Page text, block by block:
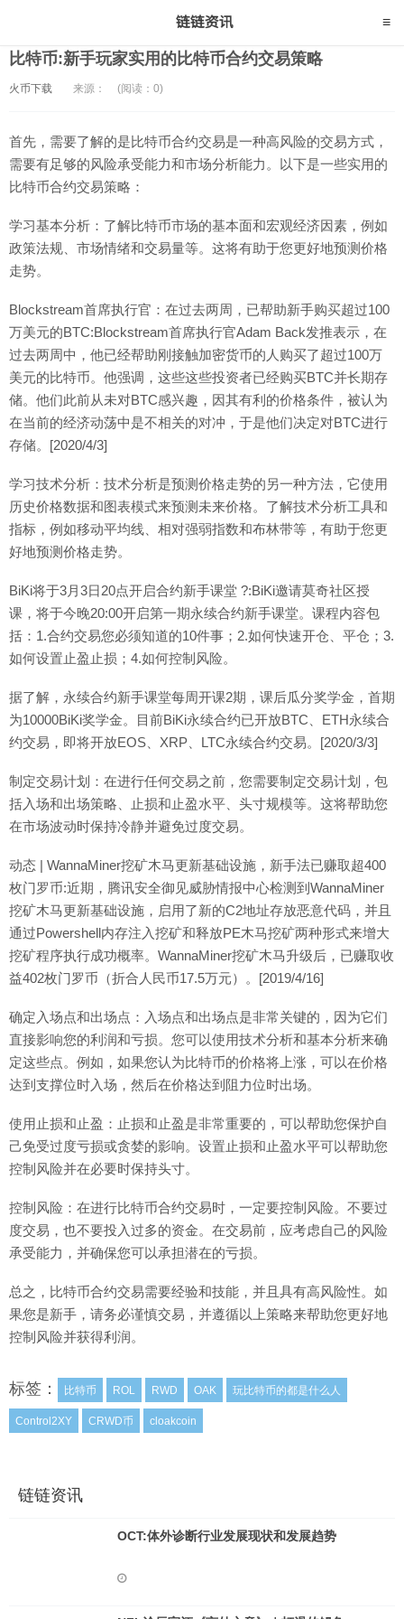
比特币:新手玩家实用的比特币合约交易策略
火币下载 来源： (阅读：0)
首先，需要了解的是比特币合约交易是一种高风险的交易方式，
需要有足够的风险承受能力和市场分析能力。以下是一些实用的
比特币合约交易策略：
学习基本分析：了解比特币市场的基本面和宏观经济因素，例如
政策法规、市场情绪和交易量等。这将有助于您更好地预测价格
走势。
Blockstream首席执行官：在过去两周，已帮助新手购买超过100
万美元的BTC:Blockstream首席执行官Adam Back发推表示，在
过去两周中，他已经帮助刚接触加密货币的人购买了超过100万
美元的比特币。他强调，这些这些投资者已经购买BTC并长期存
储。他们此前从未对BTC感兴趣，因其有利的价格条件，被认为
在当前的经济动荡中是不相关的对冲，于是他们决定对BTC进行
存储。[2020/4/3]
学习技术分析：技术分析是预测价格走势的另一种方法，它使用
历史价格数据和图表模式来预测未来价格。了解技术分析工具和
指标，例如移动平均线、相对强弱指数和布林带等，有助于您更
好地预测价格走势。
BiKi将于3月3日20点开启合约新手课堂 ?:BiKi邀请莫奇社区授
课，将于今晚20:00开启第一期永续合约新手课堂。课程内容包
括：1.合约交易您必须知道的10件事；2.如何快速开仓、平仓；3.
如何设置止盈止损；4.如何控制风险。
据了解，永续合约新手课堂每周开课2期，课后瓜分奖学金，首期
为10000BiKi奖学金。目前BiKi永续合约已开放BTC、ETH永续合
约交易，即将开放EOS、XRP、LTC永续合约交易。[2020/3/3]
制定交易计划：在进行任何交易之前，您需要制定交易计划，包
括入场和出场策略、止损和止盈水平、头寸规模等。这将帮助您
在市场波动时保持冷静并避免过度交易。
动态 | WannaMiner挖矿木马更新基础设施，新手法已赚取超400
枚门罗币:近期，腾讯安全御见威胁情报中心检测到WannaMiner
挖矿木马更新基础设施，启用了新的C2地址存放恶意代码，并且
通过Powershell内存注入挖矿和释放PE木马挖矿两种形式来增大
挖矿程序执行成功概率。WannaMiner挖矿木马升级后，已赚取收
益402枚门罗币（折合人民币17.5万元）。[2019/4/16]
确定入场点和出场点：入场点和出场点是非常关键的，因为它们
直接影响您的利润和亏损。您可以使用技术分析和基本分析来确
定这些点。例如，如果您认为比特币的价格将上涨，可以在价格
达到支撑位时入场，然后在价格达到阻力位时出场。
使用止损和止盈：止损和止盈是非常重要的，可以帮助您保护自
己免受过度亏损或贪婪的影响。设置止损和止盈水平可以帮助您
控制风险并在必要时保持头寸。
控制风险：在进行比特币合约交易时，一定要控制风险。不要过
度交易，也不要投入过多的资金。在交易前，应考虑自己的风险
承受能力，并确保您可以承担潜在的亏损。
总之，比特币合约交易需要经验和技能，并且具有高风险性。如
果您是新手，请务必谨慎交易，并遵循以上策略来帮助您更好地
控制风险并获得利润。
标签： 比特币 ROL RWD OAK 玩比特币的都是什么人
Control2XY CRWD币 cloakcoin
链链资讯
OCT:体外诊断行业发展现状和发展趋势